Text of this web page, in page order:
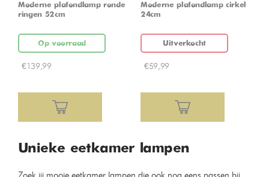
Moderne plafondlamp ronde
ringen 52cm
Op voorraad
€139,99
Moderne plafondlamp cirkel
24cm
Uitverkocht
€59,99